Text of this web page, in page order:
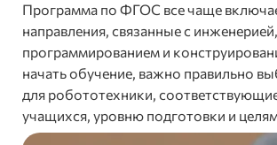
Программа по ФГОС все чаще
направления, связанные с инженерией,
программированием и
начать обучение, важно правильно
для робототехники,
учащихся, уровню подготовки и